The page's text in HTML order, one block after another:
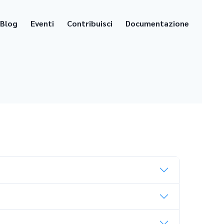
Blog Eventi Contribuisci Documentazione